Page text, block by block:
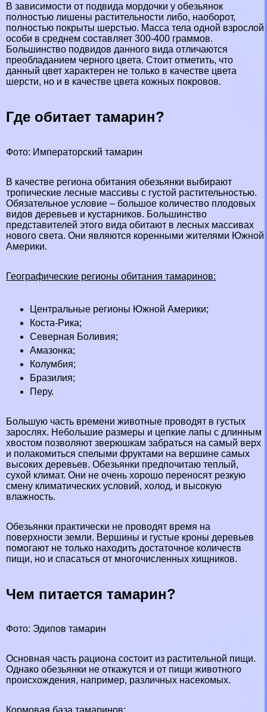
В зависимости от подвида мордочки у обезьянок
полностью лишены растительности либо, наоборот,
полностью покрыты шерстью. Масса тела одной взрослой
особи в среднем составляет 300-400 граммов.
Большинство подвидов данного вида отличаются
преобладанием черного цвета. Стоит отметить, что
данный цвет хаpaктерен не только в качестве цвета
шерсти, но и в качестве цвета кожных покровов.
Где обитает тамарин?
Фото: Императорский тамарин
В качестве региона обитания обезьянки выбирают
тропические лесные массивы с густой растительностью.
Обязательное условие – большое количество плодовых
видов деревьев и кустарников. Большинство
представителей этого вида обитают в лесных массивах
нового света. Они являются коренными жителями Южной
Америки.
Географические регионы обитания тамаринов:
Центральные регионы Южной Америки;
Коста-Рика;
Северная Боливия;
Амaзoнка;
Колумбия;
Бразилия;
Перу.
Большую часть времени животные проводят в густых
зарослях. Небольшие размеры и цепкие лапы с длинным
хвостом позволяют зверюшкам забраться на самый верх
и полакомиться спелыми фруктами на вершине самых
высоких деревьев. Обезьянки предпочитаю теплый,
сухой климат. Они не очень хорошо переносят резкую
смену климатических условий, холод, и высокую
влажность.
Обезьянки пpaктически не проводят время на
поверхности земли. Вершины и густые кроны деревьев
помогают не только находить достаточное количеств
пищи, но и спасаться от многочисленных хищников.
Чем питается тамарин?
Фото: Эдипов тамарин
Основная часть рациона состоит из растительной пищи.
Однако обезьянки не откажутся и от пищи животного
происхождения, например, различных насекомых.